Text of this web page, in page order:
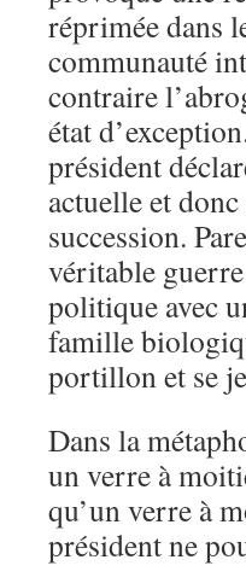
réprimée dans
communauté
contraire
état
président
actuelle et
succession.
véritable
politique avec
famille
portillon et se
Dans la
un verre à
qu’un verre à
président ne